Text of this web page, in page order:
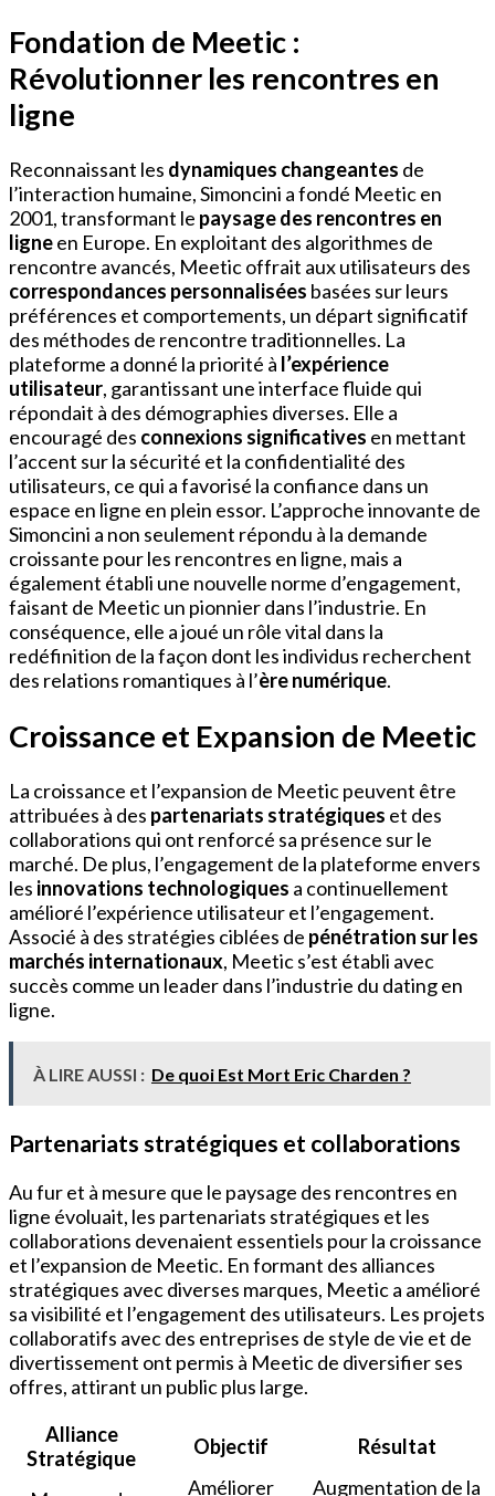
Fondation de Meetic :
Révolutionner les rencontres en
ligne
Reconnaissant les dynamiques changeantes de
l’interaction humaine, Simoncini a fondé Meetic en
2001, transformant le paysage des rencontres en
ligneen Europe. En exploitant des algorithmes de
rencontre avancés, Meetic offrait aux utilisateurs des
correspondances personnalisées basées sur leurs
préférences et comportements, un départ significatif
des méthodes de rencontre traditionnelles. La
plateforme a donné la priorité à l’expérience
utilisateur, garantissant une interface fluide qui
répondait à des démographies diverses. Elle a
encouragé des connexions significatives en mettant
l’accent sur la sécurité et la confidentialité des
utilisateurs, ce qui a favorisé la confiance dans un
espace en ligne en plein essor. L’approche innovante de
Simoncini a non seulement répondu à la demande
croissante pour les rencontres en ligne, mais a
également établi une nouvelle norme d’engagement,
faisant de Meetic un pionnier dans l’industrie. En
conséquence, elle a joué un rôle vital dans la
redéfinition de la façon dont les individus recherchent
des relations romantiques à l’ère numérique.
Croissance et Expansion de Meetic
La croissance et l’expansion de Meetic peuvent être
attribuées à des partenariats stratégiques et des
collaborations qui ont renforcé sa présence sur le
marché. De plus, l’engagement de la plateforme envers
les innovations technologiques a continuellement
amélioré l’expérience utilisateur et l’engagement.
Associé à des stratégies ciblées de pénétration sur les
marchés internationaux, Meetic s’est établi avec
succès comme un leader dans l’industrie du dating en
ligne.
À LIRE AUSSI : De quoi Est Mort Eric Charden ?
Partenariats stratégiques et collaborations
Au fur et à mesure que le paysage des rencontres en
ligne évoluait, les partenariats stratégiques et les
collaborations devenaient essentiels pour la croissance
et l’expansion de Meetic. En formant des alliances
stratégiques avec diverses marques, Meetic a amélioré
sa visibilité et l’engagement des utilisateurs. Les projets
collaboratifs avec des entreprises de style de vie et de
divertissement ont permis à Meetic de diversifier ses
offres, attirant un public plus large.
Alliance
Stratégique
Objectif Résultat
Améliorer Augmentation de la